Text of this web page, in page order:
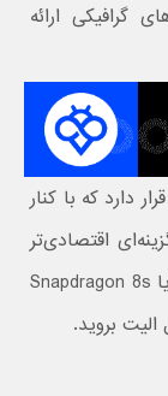
گرافیکی ارائه
در سمت مقابل تراشه اسنپدراگون 8s نسل 4 قرار دارد که با کنار
اقتصادی‌تر
تبدیل شود. در ادامه متوجه خواهید شد که آیا Snapdragon 8s